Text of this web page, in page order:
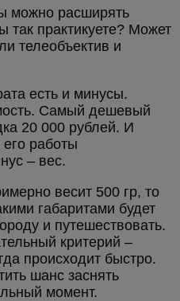
можно расширять
так практикуете? Может
телеобъектив и
есть и минусы.
Самый дешевый
20 000 рублей. И
его работы
– вес.
весит 500 гр, то
габаритами будет
и путешествовать.
критерий –
происходит быстро.
шанс заснять
момент.